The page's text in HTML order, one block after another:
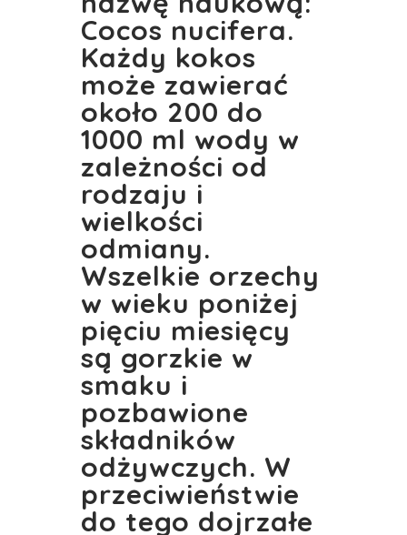
Cocos nucifera.
Każdy kokos
może zawierać
około 200 do
1000 ml wody w
zależności od
rodzaju i
wielkości
odmiany.
Wszelkie orzechy
w wieku poniżej
pięciu miesięcy
są gorzkie w
smaku i
pozbawione
składników
odżywczych. W
przeciwieństwie
do tego dojrzałe